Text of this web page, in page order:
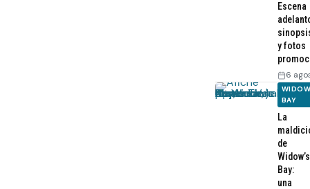
Escena
y fotos
6
BAY
La
de
Widow’s
Bay:
una